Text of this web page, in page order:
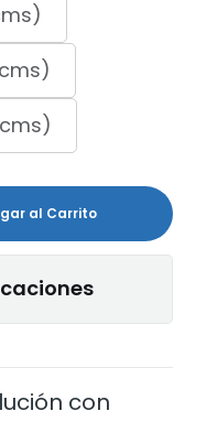
al Carrito
con